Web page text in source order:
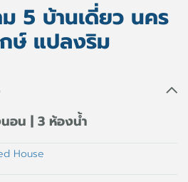
ม 5 บ้านเดี่ยว นคร
ษ์ แปลงริม
นอน | 3 ห้องน้ำ
House